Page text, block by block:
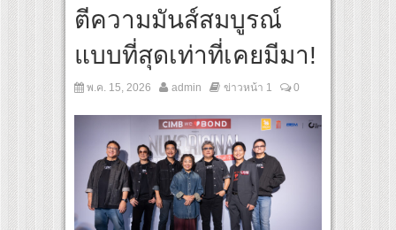
ตีความมันส์สมบูรณ์
แบบที่สุดเท่าที่เคยมีมา!
พ.ค. 15, 2026 admin ข่าวหน้า 1 0